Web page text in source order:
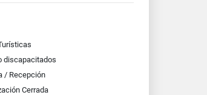
discapacitados
/ Recepción
Cerrada